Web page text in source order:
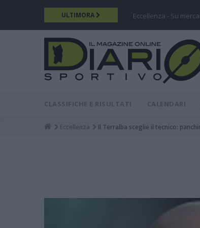
contenuto
ULTIMORA Eccellenza - Su
MAIN
MENU
CLASSIFICHE E RISULTATI CALENDARI
Breadcrumb
Eccellenza Il Terralba sceglie il tecnico: